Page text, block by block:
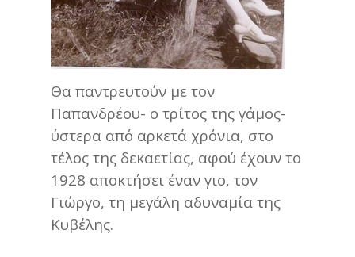
Θα παντρευτούν με τον
Παπανδρέου- ο τρίτος της γάμος-
ύστερα από αρκετά χρόνια, στο
τέλος της δεκαετίας, αφού έχουν το
1928 αποκτήσει έναν γιο, τον
Γιώργο, τη μεγάλη αδυναμία της
Κυβέλης.